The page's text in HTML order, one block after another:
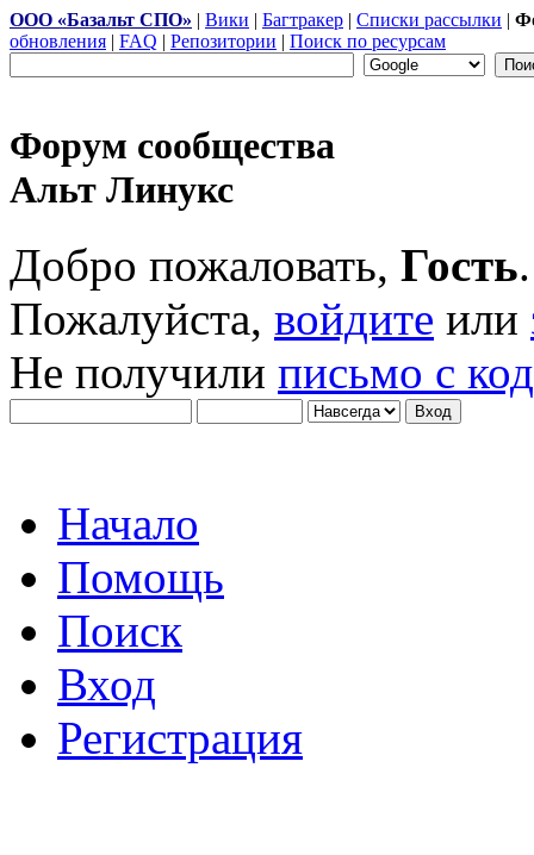
ООО «Базальт СПО» | Вики | Багтракер | Списки рассылки |
обновления | FAQ | Репозитории | Поиск по ресурсам
Форум сообщества
Альт Линукс
Добро пожаловать, Гость.
Пожалуйста, войдите или
Не получили письмо с
Начало
Помощь
Поиск
Вход
Регистрация